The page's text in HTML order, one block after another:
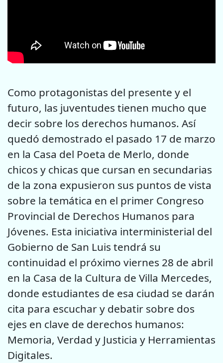
Como protagonistas del presente y el
futuro, las juventudes tienen mucho que
decir sobre los derechos humanos. Así
quedó demostrado el pasado 17 de marzo
en la Casa del Poeta de Merlo, donde
chicos y chicas que cursan en secundarias
de la zona expusieron sus puntos de vista
sobre la temática en el primer Congreso
Provincial de Derechos Humanos para
Jóvenes. Esta iniciativa interministerial del
Gobierno de San Luis tendrá su
continuidad el próximo viernes 28 de abril
en la Casa de la Cultura de Villa Mercedes,
donde estudiantes de esa ciudad se darán
cita para escuchar y debatir sobre dos
ejes en clave de derechos humanos:
Memoria, Verdad y Justicia y Herramientas
Digitales.